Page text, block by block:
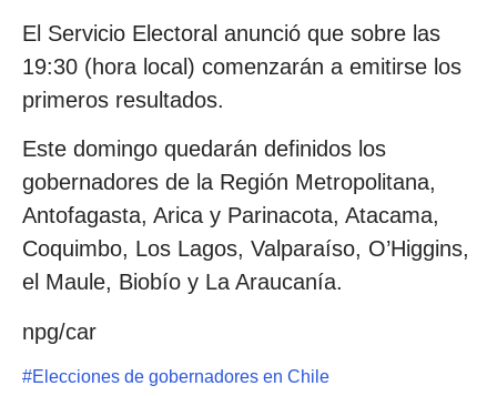
El Servicio Electoral anunció que sobre las
19:30 (hora local) comenzarán a emitirse los
primeros resultados.
Este domingo quedarán definidos los
gobernadores de la Región Metropolitana,
Antofagasta, Arica y Parinacota, Atacama,
Coquimbo, Los Lagos, Valparaíso, O’Higgins,
el Maule, Biobío y La Araucanía.
npg/car
#Elecciones de gobernadores en Chile